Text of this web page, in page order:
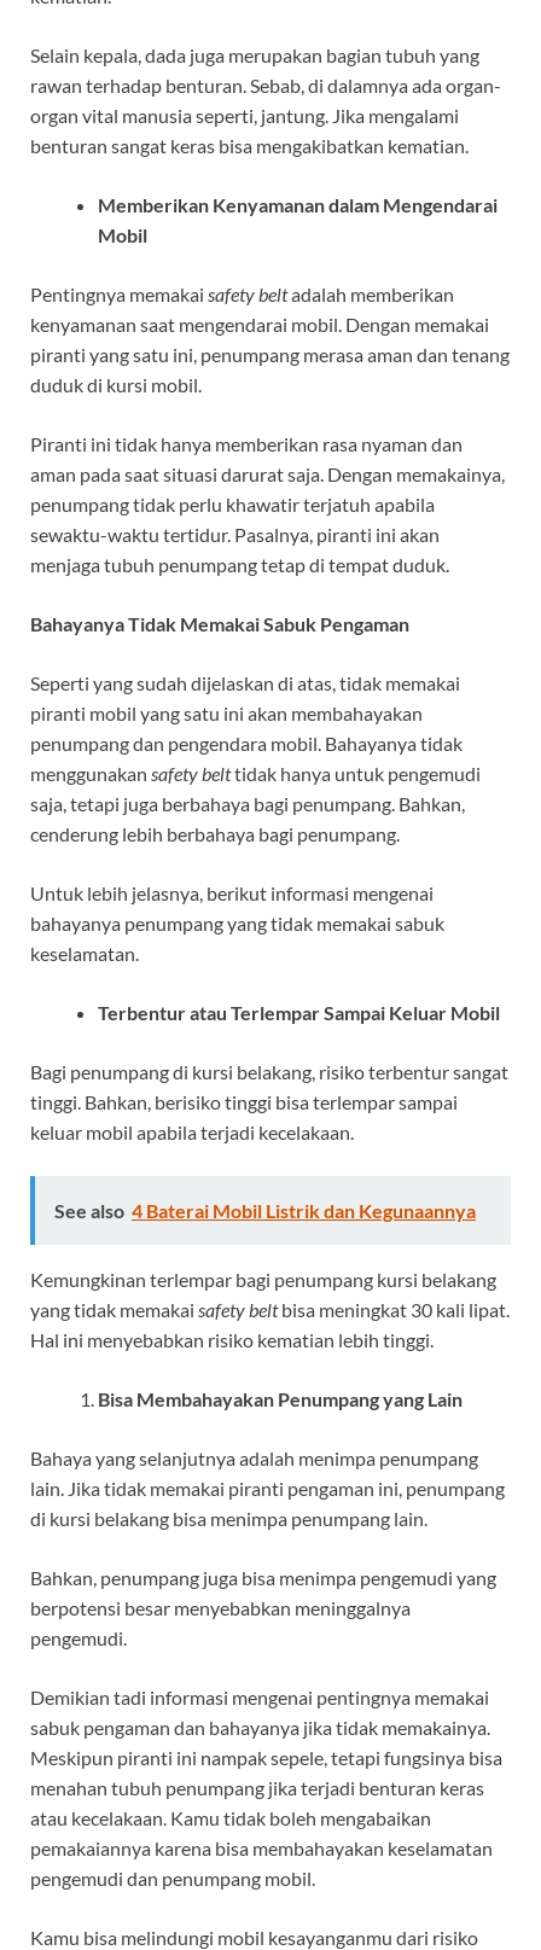
Selain kepala, dada juga merupakan bagian tubuh yang
rawan terhadap benturan. Sebab, di dalamnya ada organ-
organ vital manusia seperti, jantung. Jika mengalami
benturan sangat keras bisa mengakibatkan kematian.
Memberikan Kenyamanan dalam Mengendarai
Mobil
Pentingnya memakai safety beltadalah memberikan
kenyamanan saat mengendarai mobil. Dengan memakai
piranti yang satu ini, penumpang merasa aman dan tenang
duduk di kursi mobil.
Piranti ini tidak hanya memberikan rasa nyaman dan
aman pada saat situasi darurat saja. Dengan memakainya,
penumpang tidak perlu khawatir terjatuh apabila
sewaktu-waktu tertidur. Pasalnya, piranti ini akan
menjaga tubuh penumpang tetap di tempat duduk.
Bahayanya Tidak Memakai Sabuk Pengaman
Seperti yang sudah dijelaskan di atas, tidak memakai
piranti mobil yang satu ini akan membahayakan
penumpang dan pengendara mobil. Bahayanya tidak
menggunakan safety belttidak hanya untuk pengemudi
saja, tetapi juga berbahaya bagi penumpang. Bahkan,
cenderung lebih berbahaya bagi penumpang.
Untuk lebih jelasnya, berikut informasi mengenai
bahayanya penumpang yang tidak memakai sabuk
keselamatan.
Terbentur atau Terlempar Sampai Keluar Mobil
Bagi penumpang di kursi belakang, risiko terbentur sangat
tinggi. Bahkan, berisiko tinggi bisa terlempar sampai
keluar mobil apabila terjadi kecelakaan.
See also 4 Baterai Mobil Listrik dan Kegunaannya
Kemungkinan terlempar bagi penumpang kursi belakang
yang tidak memakai safety beltbisa meningkat 30 kali lipat.
Hal ini menyebabkan risiko kematian lebih tinggi.
Bisa Membahayakan Penumpang yang Lain
Bahaya yang selanjutnya adalah menimpa penumpang
lain. Jika tidak memakai piranti pengaman ini, penumpang
di kursi belakang bisa menimpa penumpang lain.
Bahkan, penumpang juga bisa menimpa pengemudi yang
berpotensi besar menyebabkan meninggalnya
pengemudi.
Demikian tadi informasi mengenai pentingnya memakai
sabuk pengaman dan bahayanya jika tidak memakainya.
Meskipun piranti ini nampak sepele, tetapi fungsinya bisa
menahan tubuh penumpang jika terjadi benturan keras
atau kecelakaan. Kamu tidak boleh mengabaikan
pemakaiannya karena bisa membahayakan keselamatan
pengemudi dan penumpang mobil.
Kamu bisa melindungi mobil kesayanganmu dari risiko